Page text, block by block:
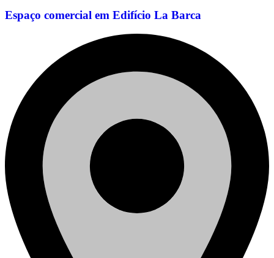
Espaço comercial em Edifício La Barca